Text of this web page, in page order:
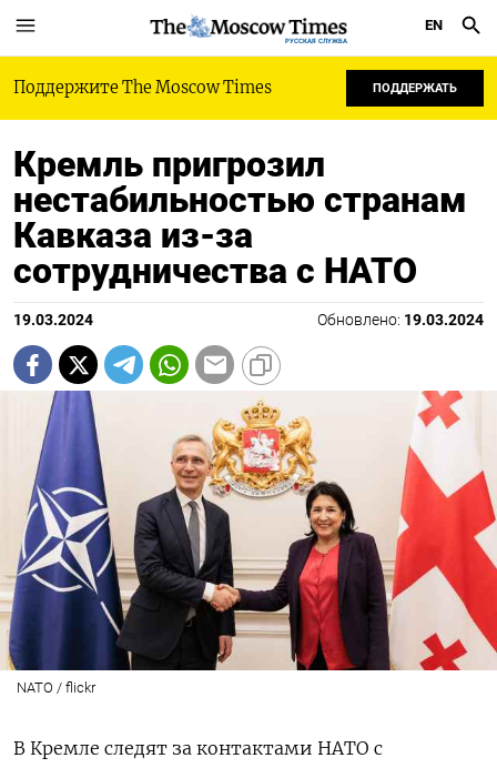
РУССКАЯ СЛУЖБА
EN
Поддержите The Moscow Times ПОДДЕРЖАТЬ
Кремль пригрозил
нестабильностью странам
Кавказа из-за
сотрудничества с НАТО
19.03.2024 Обновлено: 19.03.2024
NATO / flickr
В Кремле следят за контактами НАТО с